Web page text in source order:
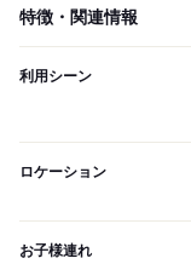
特徴・関連情報
利用シーン
ロケーション
お子様連れ